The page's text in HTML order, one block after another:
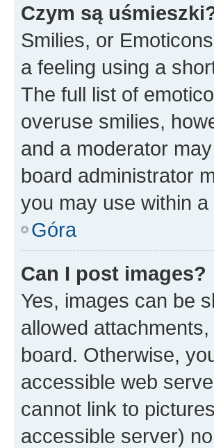
Czym są
Smilies, or
a feeling using a
The full list of
overuse smilies,
and a moderator
board administrator
you may use within a
Góra
Can I post images?
Yes, images can be
allowed
board. Otherwise,
accessible web
cannot link to
accessible server)